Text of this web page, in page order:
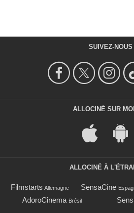
SUIVEZ-NOUS
ALLOCINÉ SUR
ALLOCINÉ À
Filmstarts Allemagne SensaCine
AdoroCinema Brésil